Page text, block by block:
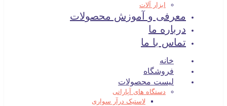
ابزار آلات
معرفی و آموزش محصولات
درباره ما
تماس با ما
خانه
فروشگاه
لیست محصولات
دستگاه های آپاراتی
لاستیک درآر سواری